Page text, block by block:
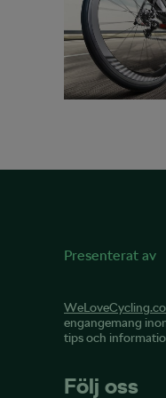
Presenterat av
engangemang
tips och
Följ oss